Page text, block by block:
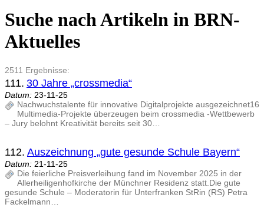
Suche nach Artikeln in BRN-
Aktuelles
2511 Ergebnisse:
111. 30 Jahre „crossmedia“
Datum: 23-11-25
Nachwuchstalente für innovative Digitalprojekte ausgezeichnet16
Multimedia-Projekte überzeugen beim crossmedia -Wettbewerb
– Jury belohnt Kreativität bereits seit 30…
112. Auszeichnung „gute gesunde Schule Bayern“
Datum: 21-11-25
Die feierliche Preisverleihung fand im November 2025 in der
Allerheiligenhofkirche der Münchner Residenz statt.Die gute
gesunde Schule – Moderatorin für Unterfranken StRin (RS) Petra
Fackelmann…